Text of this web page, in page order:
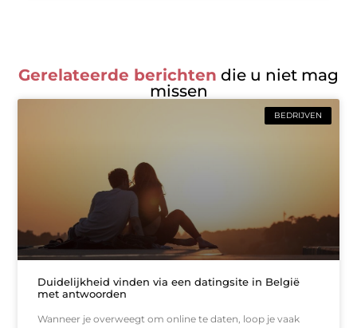
Gerelateerde berichten die u niet mag
missen
BEDRIJVEN
Duidelijkheid vinden via een datingsite in België
met antwoorden
Wanneer je overweegt om online te daten, loop je vaak